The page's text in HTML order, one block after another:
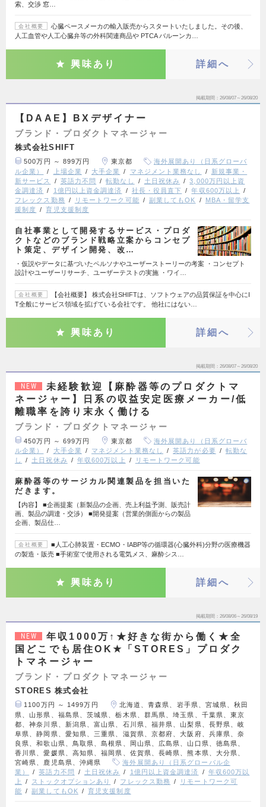
索、交渉 窓…
会社概要
心臓ペースメーカの輸入販売からスタートいたしました。その後、
人工血管や人工心臓弁等の外科関連商品や PTCA バルーンカ…
興味あり 詳細へ
掲載期間 26/08/07～26/08/20
【DAAE】BXデザイナー
ブランド・プロダクトマネージャー
株式会社SHIFT
500万円 ～ 899万円 東京都
海外展開あり（日系グローバ
ル企業）
上場企業 大手企業 マネジメント業務なし
新規事業・
新サービス
英語力不問 転勤なし 土日祝休み
3,000万円以上資
金調達済
1億円以上資金調達済 社長・役員直下
年収600万以上
フレックス勤務
リモートワーク可能 副業してもOK
MBA・留学支
援制度
育児支援制度
自社事業として開発するサービス・プロダ
クトなどのブランド戦略立案からコンセプ
ト策定、デザイン開発、改…
・仮説やデータに基づいたペルソナやユーザーストーリーの考案 ・コンセプト
設計やユーザーリサーチ、ユーザーテストの実施 ・ワイ…
会社概要
【会社概要】 株式会社SHIFTは、ソフトウェアの品質保証を中心にI
T全般にサービス領域を拡げている会社です。 他社にはない…
興味あり 詳細へ
掲載期間 26/08/07～26/08/20
NEW
未経験歓迎【麻酔器等のプロダクトマ
ネージャー】日系の収益安定医療メーカー/低
離職率を誇り末永く働ける
ブランド・プロダクトマネージャー
450万円 ～ 699万円 東京都
海外展開あり（日系グローバ
ル企業）
大手企業 マネジメント業務なし 英語力が必要
転勤な
し
土日祝休み 年収600万以上 リモートワーク可能
麻酔器等のサージカル関連製品を担当いた
だきます。
【内容】 ■企画提案（新製品の企画、売上利益予測、販売計
画、製品の調達・交渉） ■開発提案（営業的側面からの製品
企画、製品仕…
会社概要
■人工心肺装置・ECMO・IABP等の循環器(心臓外科)分野の医療機器
の製造・販売 ■手術室で使用される電気メス、麻酔シス…
興味あり 詳細へ
掲載期間 26/08/06～26/08/19
NEW
年収1000万↑★好きな街から働く★全
国どこでも居住OK★「STORES」プロダク
トマネージャー
ブランド・プロダクトマネージャー
STORES 株式会社
1100万円 ～ 1499万円
北海道、青森県、岩手県、宮城県、秋田
県、山形県、福島県、茨城県、栃木県、群馬県、埼玉県、千葉県、東京
都、神奈川県、新潟県、富山県、石川県、福井県、山梨県、長野県、岐
阜県、静岡県、愛知県、三重県、滋賀県、京都府、大阪府、兵庫県、奈
良県、和歌山県、鳥取県、島根県、岡山県、広島県、山口県、徳島県、
香川県、愛媛県、高知県、福岡県、佐賀県、長崎県、熊本県、大分県、
宮崎県、鹿児島県、沖縄県
海外展開あり（日系グローバル企
業）
英語力不問 土日祝休み 1億円以上資金調達済
年収600万以
上
ストックオプションあり フレックス勤務
リモートワーク可
能
副業してもOK 育児支援制度